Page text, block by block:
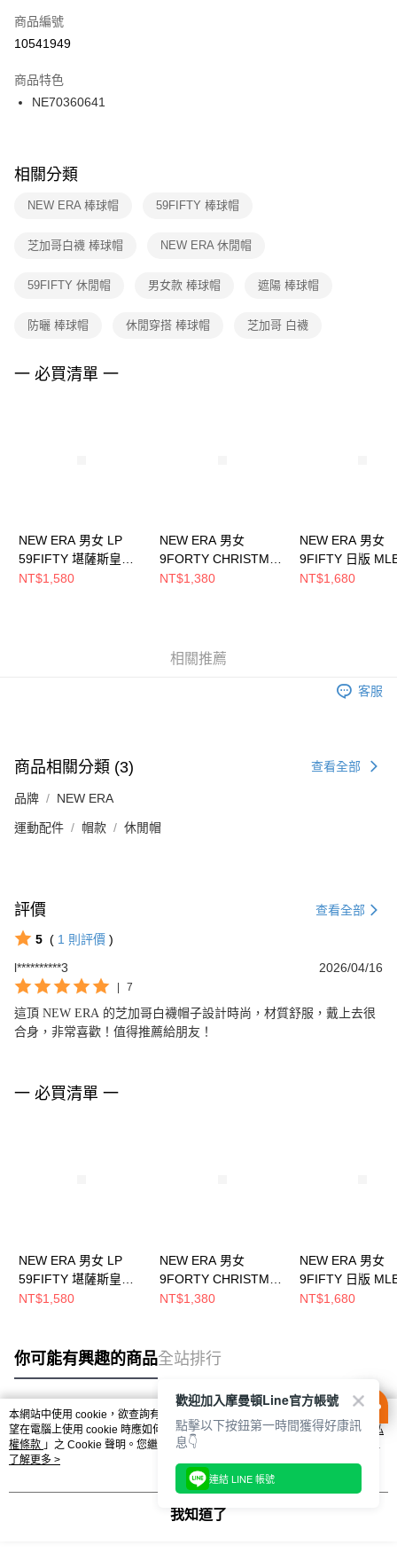
【「AFTEE先享後付」結帳流程】
１．於結帳方式選擇「AFTEE先享後付」後，將跳轉至「AFTEE先享後付」
２．訂單成立數日內，您將收到繳費通知簡訊。
３．收到繳費通知簡訊後14天內，點擊此簡訊中的連結，可透過四大超商／
ATM／網路銀行／等多元方式進行付款，方視為交易完成。
※ 交易是否成功請以「AFTEE先享後付 」之結帳頁面顯示為準，若有關於
是否繳費成功／繳費後需取消欲退款等相關疑問，請聯繫「AFTEE先享後付
客戶支援中心」https://netprotections.freshdesk.com/support/home
１．透過由恩沛科技股份有限公司提供之「AFTEE先享後付」服務完成之交
權轉讓予恩沛科技股份有限公司。
３．未成年的使用者請事先徵得法定代理人或監護人之同意方可使用
４．使用「AFTEE先享後付」時，將依據個別帳號之用戶狀況，依本公司即
宅配
每筆NT$100，滿NT$1,500(含以上)免運費
付款後門市自取
每筆NT$100，滿NT$1,500(含以上)免運費
商品編號
10541949
商品特色
NE70360641
相關分類
NEW ERA 棒球帽 59FIFTY 棒球帽
芝加哥白襪 棒球帽 NEW ERA 休閒帽
59FIFTY 休閒帽 男女款 棒球帽 遮陽 棒球帽
防曬 棒球帽 休閒穿搭 棒球帽 芝加哥 白襪
一 必買清單 一
NEW ERA 男女 LP
59FIFTY 堪薩斯皇家
NE70360646
NT$1,580
NEW ERA 男女
9FORTY CHRISTMAS
PACK FW25 芝加哥白
NT$1,380
NEW ERA 男女
9FIFTY 日版
LOGO 芝加哥白
NT$1,680
相關推薦
客服
商品相關分類 (3) 查看全部
品牌 NEW ERA
運動配件 帽款 休閒帽
評價 查看全部
5 ( 1 則評價 )
l**********3
2026/04/16
7
這頂 NEW ERA 的芝加哥白襪帽子設計時尚，材質舒服，戴上去很
合身，非常喜歡！值得推薦給朋友！
一 必買清單 一
NEW ERA 男女 LP
59FIFTY 堪薩斯皇家
NE70360646
NT$1,580
NEW ERA 男女
9FORTY CHRISTMAS
PACK FW25 芝加哥白
NT$1,380
NEW ERA 男女
9FIFTY 日版
LOGO 芝加哥白
NT$1,680
你可能有興趣的商品全站排行
熱門標籤
本網站中使用 cookie，欲查詢有關本網站使用 cookie 方式之詳情，及若您不希
望在電腦上使用 cookie 時應如何變更電腦的 cookie 設定，請參閱本網站「
隱私
權條款 」之 Cookie 聲明。您繼續使用本網站即表示您同意本公司得按本網站使
用條款之 Cookie 聲明使用 cookie。
了解更多 >
我知道了
歡迎加入摩曼頓Line官方帳號
點擊以下按鈕第一時間獲得好康訊
息👇
連結 LINE 帳號